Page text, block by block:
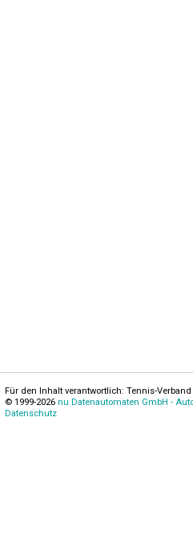
Für den Inhalt verantwortlich: Tennis-
© 1999-2026 nu Datenautomaten GmbH -
Datenschutz